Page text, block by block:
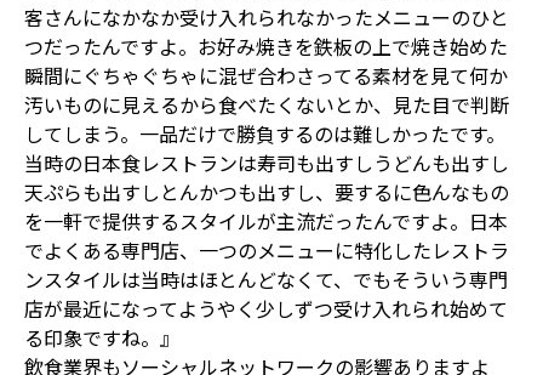
客さんになかなか受け入れられなかったメニューのひと
つだったんですよ。お好み焼きを鉄板の上で焼き始めた
瞬間にぐちゃぐちゃに混ぜ合わさってる素材を見て何か
汚いものに見えるから食べたくないとか、見た目で判断
してしまう。一品だけで勝負するのは難しかったです。
当時の日本食レストランは寿司も出すしうどんも出すし
天ぷらも出すしとんかつも出すし、要するに色んなもの
を一軒で提供するスタイルが主流だったんですよ。日本
でよくある専門店、一つのメニューに特化したレストラ
ンスタイルは当時はほとんどなくて、でもそういう専門
店が最近になってようやく少しずつ受け入れられ始めて
る印象ですね。』
飲食業界もソーシャルネットワークの影響ありますよ